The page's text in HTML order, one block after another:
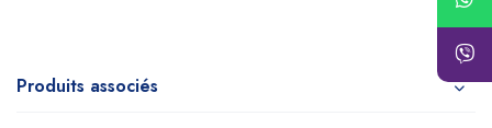
Produits associés